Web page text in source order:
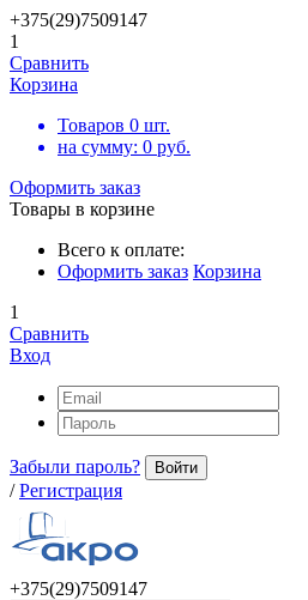
+375(29)7509147
1
Сравнить
Корзина
Товаров 0 шт.
на сумму: 0 руб.
Оформить заказ
Товары в корзине
Всего к оплате:
Оформить заказ Корзина
1
Сравнить
Вход
Забыли пароль? Войти
/ Регистрация
+375(29)7509147